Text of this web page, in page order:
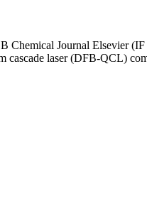
Chemical Journal Elsevier
cascade laser (DFB-QCL)